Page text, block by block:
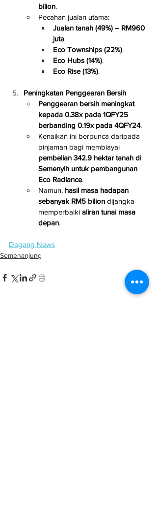
bilion.
Pecahan jualan utama:
Jualan tanah (49%) – RM960
juta.
Eco Townships (22%).
Eco Hubs (14%).
Eco Rise (13%).
Peningkatan Penggearan Bersih
Penggearan bersih meningkat
kepada 0.38x pada 1QFY25
berbanding 0.19x pada 4QFY24.
Kenaikan ini berpunca daripada
pinjaman bagi membiayai
pembelian 342.9 hektar tanah di
Semenyih untuk pembangunan
Eco Radiance.
Namun, hasil masa hadapan
sebanyak RM5 bilion dijangka
memperbaiki aliran tunai masa
depan.
Dagang News
Semenanjung